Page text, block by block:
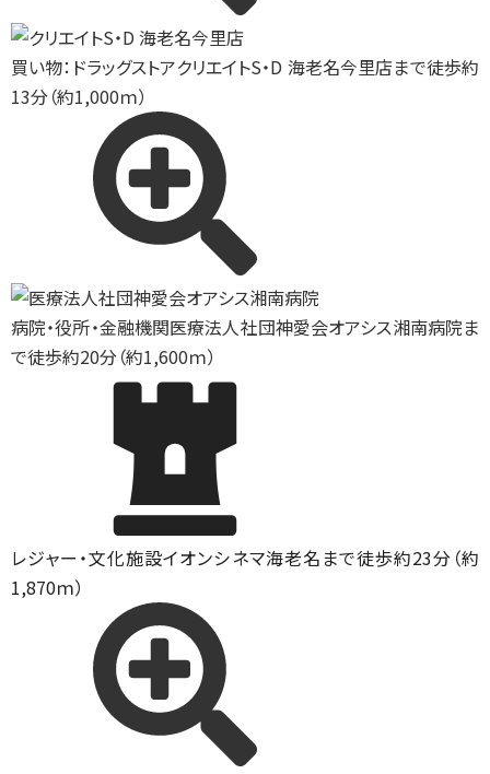
買い物：ドラッグストアクリエイトS・D 海老名今里店まで徒歩約
13分（約1,000ｍ）
病院・役所・金融機関医療法人社団神愛会オアシス湘南病院ま
で徒歩約20分（約1,600ｍ）
レジャー・文化施設イオンシネマ海老名まで徒歩約23分（約
1,870ｍ）